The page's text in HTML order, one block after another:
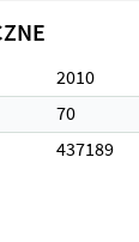
2010
70
437189